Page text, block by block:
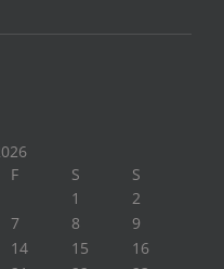
F S
S
1
2
7 8
9
14 15
16